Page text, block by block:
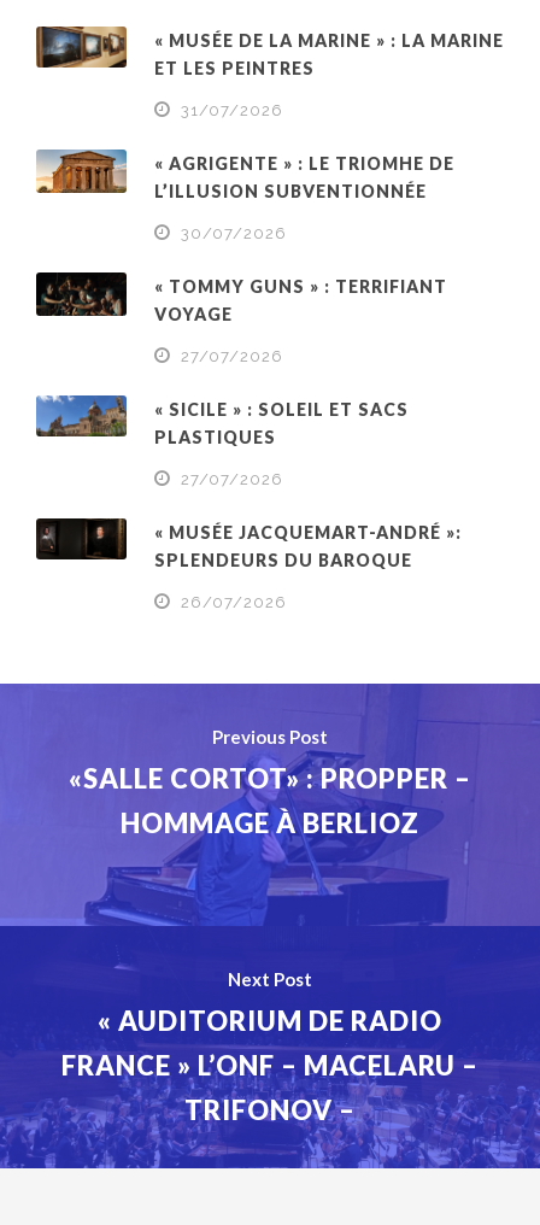
« MUSÉE DE LA MARINE » : LA MARINE
ET LES PEINTRES
31/07/2026
« AGRIGENTE » : LE TRIOMHE DE
L’ILLUSION SUBVENTIONNÉE
30/07/2026
« TOMMY GUNS » : TERRIFIANT
VOYAGE
27/07/2026
« SICILE » : SOLEIL ET SACS
PLASTIQUES
27/07/2026
« MUSÉE JACQUEMART-ANDRÉ »:
SPLENDEURS DU BAROQUE
26/07/2026
Previous Post
«SALLE CORTOT» : PROPPER –
HOMMAGE À BERLIOZ
Next Post
« AUDITORIUM DE RADIO
FRANCE » L’ONF – MACELARU –
TRIFONOV –